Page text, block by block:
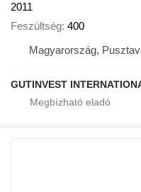
2011
Feszültség 400
Magyarország,
GUTINVEST